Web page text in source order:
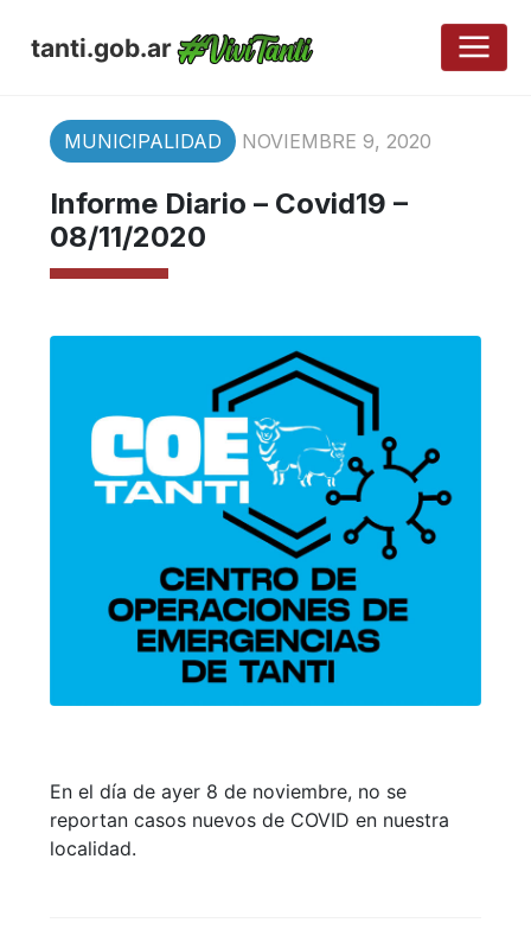
tanti.gob.ar
MUNICIPALIDAD NOVIEMBRE 9, 2020
Informe Diario – Covid19 –
08/11/2020
En el día de ayer 8 de noviembre, no se
reportan casos nuevos de COVID en nuestra
localidad.